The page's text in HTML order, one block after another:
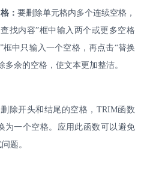
： 要删除单元格内多个连续空格，
找内容”框中输入两个或更多空格
框中只输入一个空格，再点击“替换
余的空格，使文本更加整洁。
除开头和结尾的空格， TRIM函数
为一个空格。应用此函数可以避免
题。